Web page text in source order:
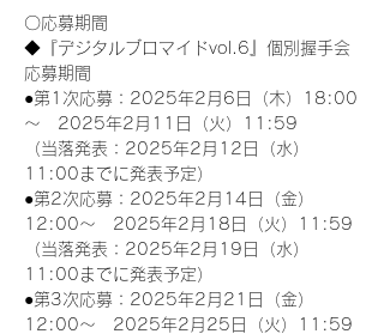
〇応募期間
◆『デジタルブロマイドvol.6』個別握手会
応募期間
●第1次応募：2025年2月6日（木）18:00
～　2025年2月11日（火）11:59
（当落発表：2025年2月12日（水）
11:00までに発表予定）
●第2次応募：2025年2月14日（金）
12:00～　2025年2月18日（火）11:59
（当落発表：2025年2月19日（水）
11:00までに発表予定）
●第3次応募：2025年2月21日（金）
12:00～　2025年2月25日（火）11:59